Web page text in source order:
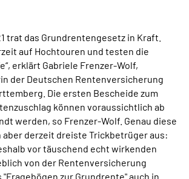
(DGS)
trat das Grundrentengesetz in Kraft.
auf Hochtouren und testen die
erklärt Gabriele Frenzer-Wolf,
der Deutschen Rentenversicherung
Die ersten Bescheide zum
können voraussichtlich ab
werden, so Frenzer-Wolf. Genau diese
derzeit dreiste Trickbetrüger aus:
vor täuschend echt wirkenden
von der Rentenversicherung
"Fragebögen zur Grundrente" auch in